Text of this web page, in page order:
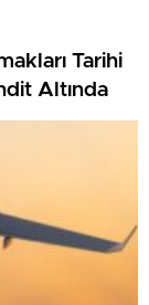
Tarihi
Altında